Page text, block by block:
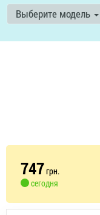
Выберите модель
747грн.
сегодня